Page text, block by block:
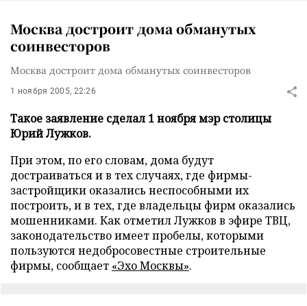
Москва достроит дома обманутых
соинвесторов
Москва достроит дома обманутых соинвесторов
1 ноября 2005, 22:26
Такое заявление сделал 1 ноября мэр столицы
Юрий Лужков.
При этом, по его словам, дома будут
достраиваться и в тех случаях, где фирмы-
застройщики оказались неспособными их
построить, и в тех, где владельцы фирм оказались
мошенниками. Как отметил Лужков в эфире ТВЦ,
законодательство имеет пробелы, которыми
пользуются недобросовестные строительные
фирмы, сообщает «Эхо Москвы».